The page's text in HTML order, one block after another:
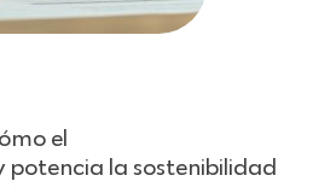
el
potencia la sostenibilidad